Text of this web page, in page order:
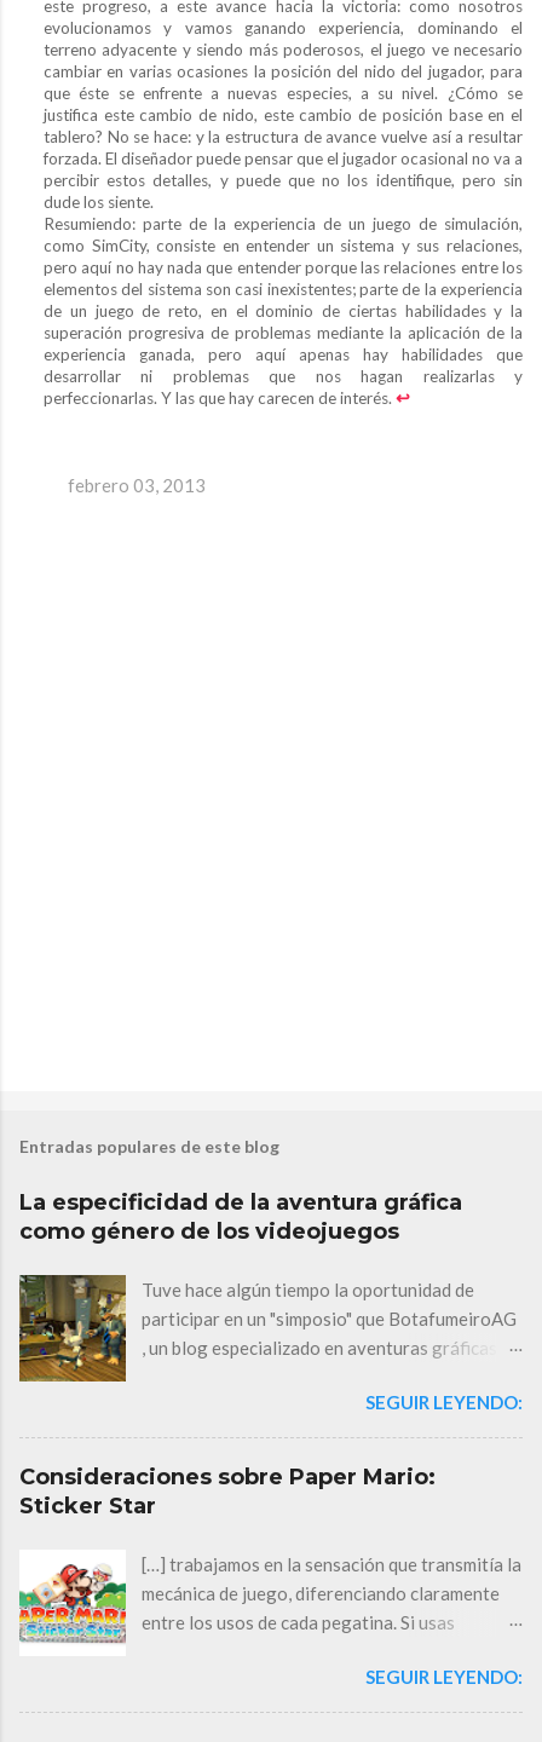
este progreso, a este avance hacia la victoria: como nosotros
evolucionamos y vamos ganando experiencia, dominando el
terreno adyacente y siendo más poderosos, el juego ve necesario
cambiar en varias ocasiones la posición del nido del jugador, para
que éste se enfrente a nuevas especies, a su nivel. ¿Cómo se
justifica este cambio de nido, este cambio de posición base en el
tablero? No se hace: y la estructura de avance vuelve así a resultar
forzada. El diseñador puede pensar que el jugador ocasional no va a
percibir estos detalles, y puede que no los identifique, pero sin
dude los siente.
Resumiendo: parte de la experiencia de un juego de simulación,
como SimCity, consiste en entender un sistema y sus relaciones,
pero aquí no hay nada que entender porque las relaciones entre los
elementos del sistema son casi inexistentes; parte de la experiencia
de un juego de reto, en el dominio de ciertas habilidades y la
superación progresiva de problemas mediante la aplicación de la
experiencia ganada, pero aquí apenas hay habilidades que
desarrollar ni problemas que nos hagan realizarlas y
perfeccionarlas. Y las que hay carecen de interés. ↩︎
febrero 03, 2013
Entradas populares de este blog
La especificidad de la aventura gráfica
como género de los videojuegos
Tuve hace algún tiempo la oportunidad de
participar en un "simposio" que BotafumeiroAG
, un blog especializado en aventuras gráficas,
reflexiones teóricas acerca de la entidad del
género. Las preguntas que se formularon
entonces tuvieron la cualidad de aunar
generalización y concreción, de impeler a la
concretas: por ello todavía hoy algunas
conclusiones me resultan de utilidad. He
modificado algunas respuestas, añadiendo
ciertas determinaciones que son producto de
SEGUIR LEYENDO:
Consideraciones sobre Paper Mario:
Sticker Star
[…] trabajamos en la sensación que transmitía la
mecánica de juego, diferenciando claramente
entre los usos de cada pegatina. Si usas
enemigos correctos, te sientes genial. Ahí es
cuando me di cuenta de que podría funcionar. —
SEGUIR LEYENDO: